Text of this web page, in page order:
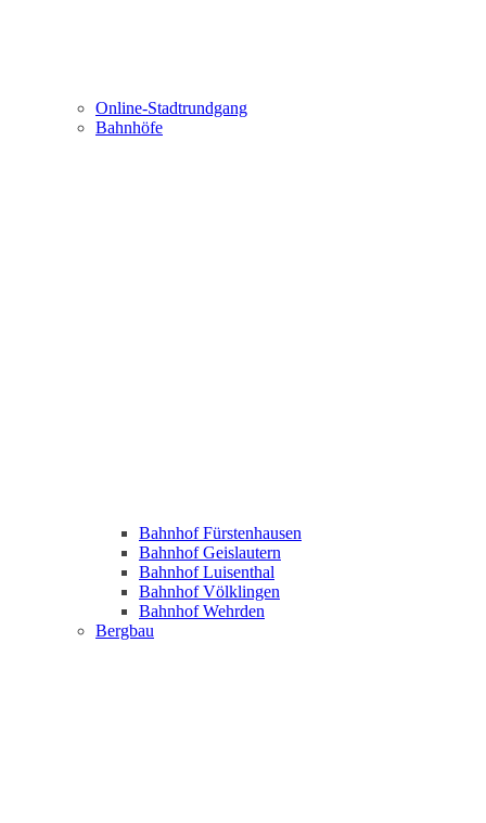
Online-Stadtrundgang
Bahnhöfe
Bahnhof Fürstenhausen
Bahnhof Geislautern
Bahnhof Luisenthal
Bahnhof Völklingen
Bahnhof Wehrden
Bergbau